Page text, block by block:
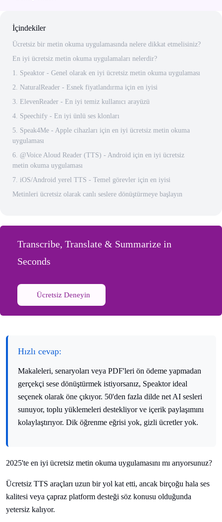
İçindekiler
Ücretsiz bir metin okuma uygulamasında nelere dikkat etmelisiniz?
En iyi ücretsiz metin okuma uygulamaları nelerdir?
1. Speaktor - Genel olarak en iyi ücretsiz metin okuma uygulaması
2. NaturalReader - Esnek fiyatlandırma için en iyisi
3. ElevenReader - En iyi temiz kullanıcı arayüzü
4. Speechify - En iyi ünlü ses klonları
5. Speak4Me - Apple cihazları için en iyi ücretsiz metin okuma
uygulaması
6. @Voice Aloud Reader (TTS) - Android için en iyi ücretsiz
metin okuma uygulaması
7. iOS/Android yerel TTS - Temel görevler için en iyisi
Metinleri ücretsiz olarak canlı seslere dönüştürmeye başlayın
Transcribe, Translate & Summarize in
Seconds
Ücretsiz Deneyin
Hızlı cevap:
Makaleleri, senaryoları veya PDF'leri ön ödeme yapmadan
gerçekçi sese dönüştürmek istiyorsanız, Speaktor ideal
seçenek olarak öne çıkıyor. 50'den fazla dilde net AI sesleri
sunuyor, toplu yüklemeleri destekliyor ve içerik paylaşımını
kolaylaştırıyor. Dik öğrenme eğrisi yok, gizli ücretler yok.
2025'te en iyi ücretsiz metin okuma uygulamasını mı arıyorsunuz?
Ücretsiz TTS araçları uzun bir yol kat etti, ancak birçoğu hala ses
kalitesi veya çapraz platform desteği söz konusu olduğunda
yetersiz kalıyor.